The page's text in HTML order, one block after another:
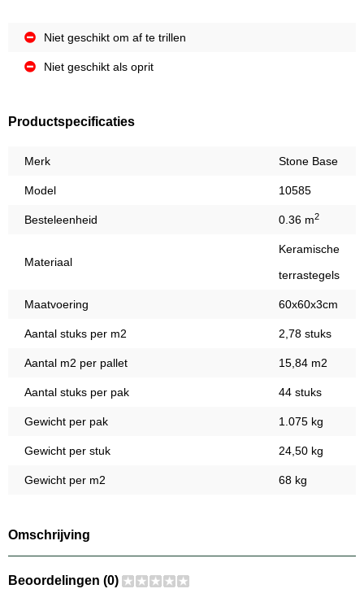
Niet geschikt om af te trillen
Niet geschikt als oprit
Productspecificaties
Merk Stone Base
Model 10585
Besteleenheid 0.36 m2
Materiaal
Keramische
terrastegels
Maatvoering 60x60x3cm
Aantal stuks per m2 2,78 stuks
Aantal m2 per pallet 15,84 m2
Aantal stuks per pak 44 stuks
Gewicht per pak 1.075 kg
Gewicht per stuk 24,50 kg
Gewicht per m2 68 kg
Omschrijving
Beoordelingen (0)